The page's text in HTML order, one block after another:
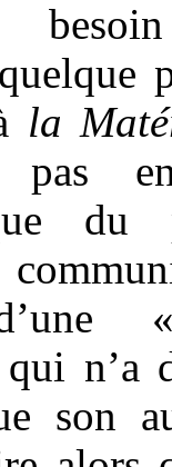
la
du
n’a
son